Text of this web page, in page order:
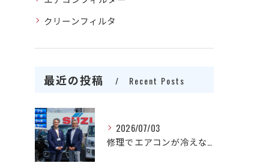
クリーンフィルタ
最近の投稿 Recent Posts
2026/07/03
修理でエアコンが冷えない原因を愛知県一宮市でスピード解決する方法